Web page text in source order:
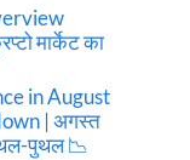
मार्केट का
in August
| अगस्त
पुथल 📉